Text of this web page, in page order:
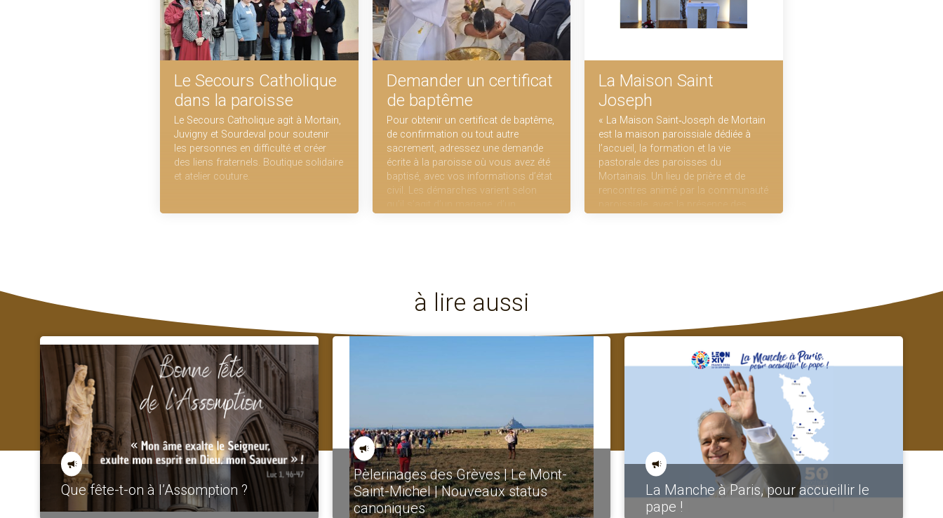
Barenton, Le Teilleul, Saint Pois et
Le Secours Catholique
dans la paroisse
Le Secours Catholique agit à Mortain,
Juvigny et Sourdeval pour soutenir
les personnes en difficulté et créer
des liens fraternels. Boutique solidaire
et atelier couture.
Demander un certificat
de baptême
Pour obtenir un certificat de baptême,
de confirmation ou tout autre
sacrement, adressez une demande
écrite à la paroisse où vous avez été
baptisé, avec vos informations d’état
civil. Les démarches varient selon
La Maison Saint
Joseph
« La Maison Saint‑Joseph de Mortain
est la maison paroissiale dédiée à
l’accueil, la formation et la vie
pastorale des paroisses du
Mortainais. Un lieu de prière et de
rencontres animé par la communauté
à lire aussi
Que fête-t-on à l’Assomption ?
Pèlerinages des Grèves | Le Mont-
Saint-Michel | Nouveaux status
canoniques
La Manche à Paris, pour accueillir le
pape !